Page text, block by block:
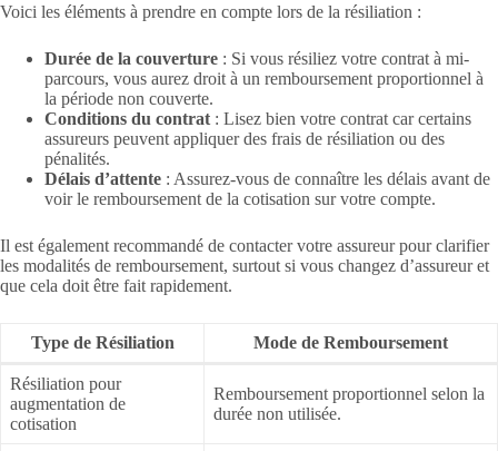
Voici les éléments à prendre en compte lors de la résiliation :
Durée de la couverture : Si vous résiliez votre contrat à mi-
parcours, vous aurez droit à un remboursement proportionnel à
la période non couverte.
Conditions du contrat : Lisez bien votre contrat car certains
assureurs peuvent appliquer des frais de résiliation ou des
pénalités.
Délais d’attente : Assurez-vous de connaître les délais avant de
voir le remboursement de la cotisation sur votre compte.
Il est également recommandé de contacter votre assureur pour clarifier
les modalités de remboursement, surtout si vous changez d’assureur et
que cela doit être fait rapidement.
Type de Résiliation Mode de Remboursement
Résiliation pour
augmentation de
cotisation
Remboursement proportionnel selon la
durée non utilisée.